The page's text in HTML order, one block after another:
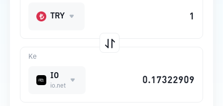
Ke
IO
io.net
TRY